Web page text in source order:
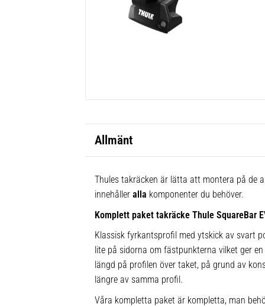
Allmänt
Thules takräcken är lätta att montera på de
innehåller alla komponenter du behöver.
Komplett paket takräcke Thule SquareBar
Klassisk fyrkantsprofil med ytskick av svart
lite på sidorna om fästpunkterna vilket ger
längd på profilen över taket, på grund av
längre av samma profil.
Våra kompletta paket är kompletta, man